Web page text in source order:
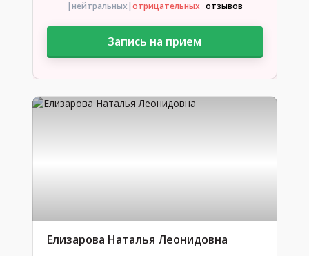
|нейтральных|отрицательных отзывов
Запись на прием
Елизарова Наталья Леонидовна